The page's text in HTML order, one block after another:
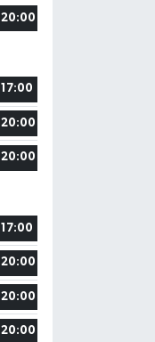
20:00
17:00
20:00
20:00
17:00
20:00
20:00
20:00